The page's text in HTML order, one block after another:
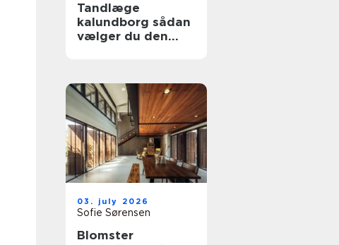
Tandlæge
kalundborg sådan
vælger du den
03. july 2026
Sofie Sørensen
Blomster